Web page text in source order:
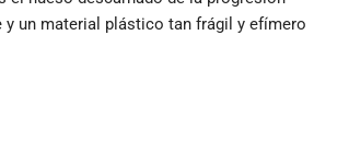
un material plástico tan frágil y efímero